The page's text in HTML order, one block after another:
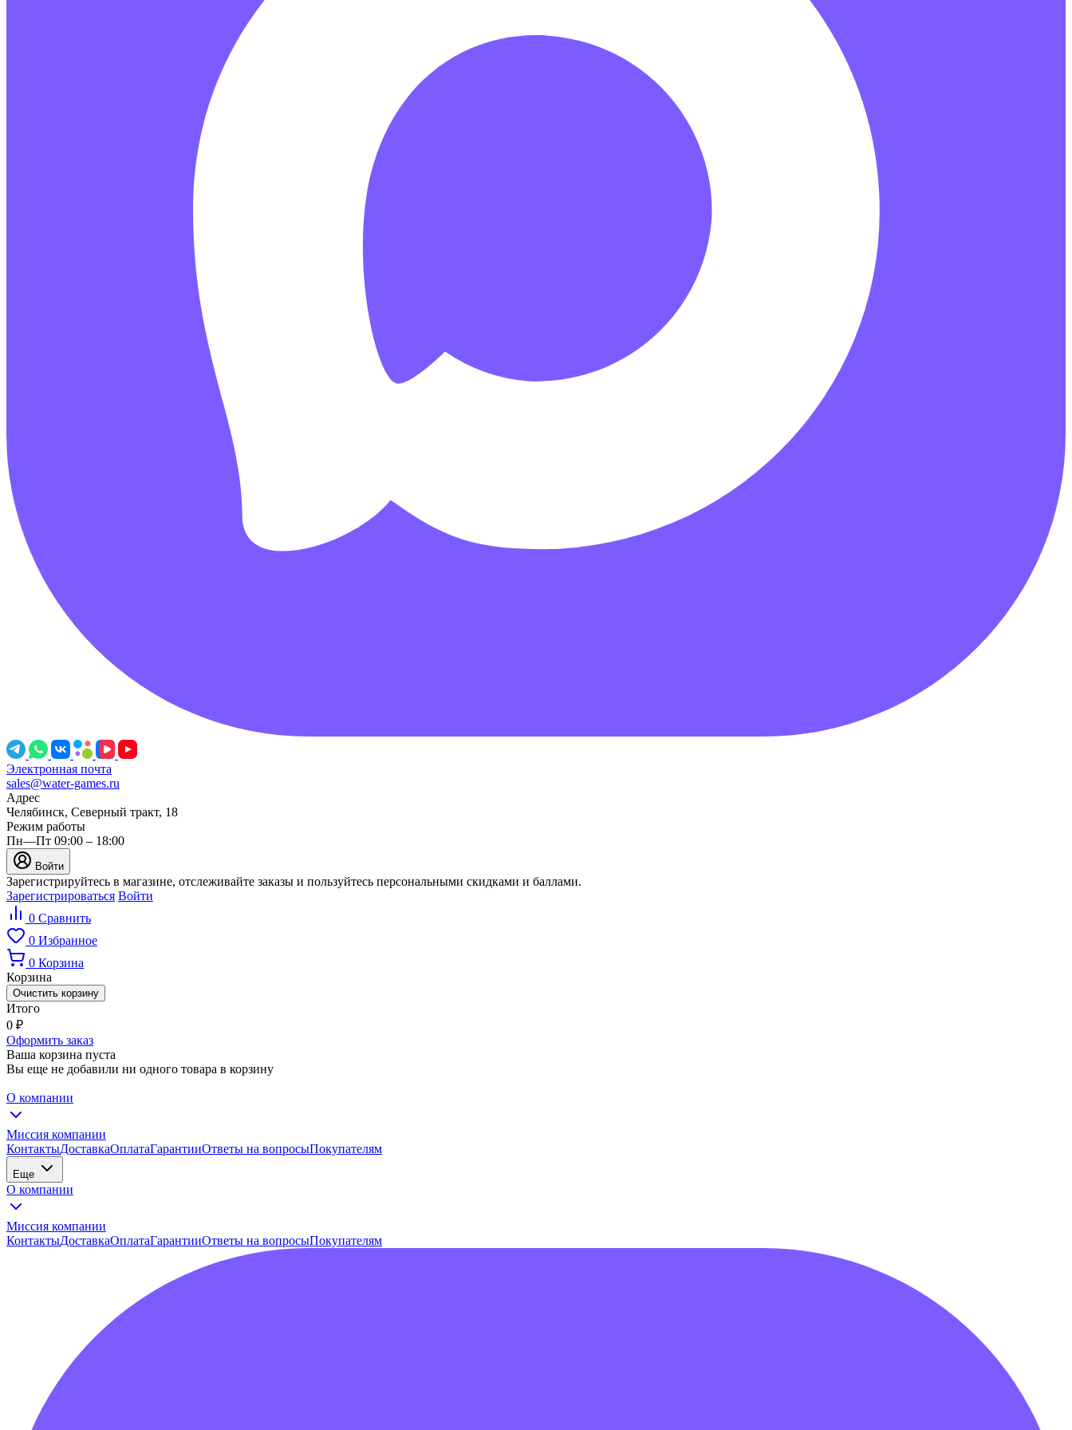
Электронная почта
sales@water-games.ru
Адрес
Челябинск, Северный тракт, 18
Режим работы
Пн—Пт 09:00 – 18:00
Войти
Зарегистрируйтесь в магазине, отслеживайте заказы и пользуйтесь персональными скидками и баллами.
Зарегистрироваться Войти
0 Сравнить
0 Избранное
0 Корзина
Корзина
Очистить корзину
Итого
0 ₽
Оформить заказ
Ваша корзина пуста
Вы еще не добавили ни одного товара в корзину
О компании
Миссия компании
КонтактыДоставкаОплатаГарантииОтветы на вопросыПокупателям
Еще
О компании
Миссия компании
КонтактыДоставкаОплатаГарантииОтветы на вопросыПокупателям